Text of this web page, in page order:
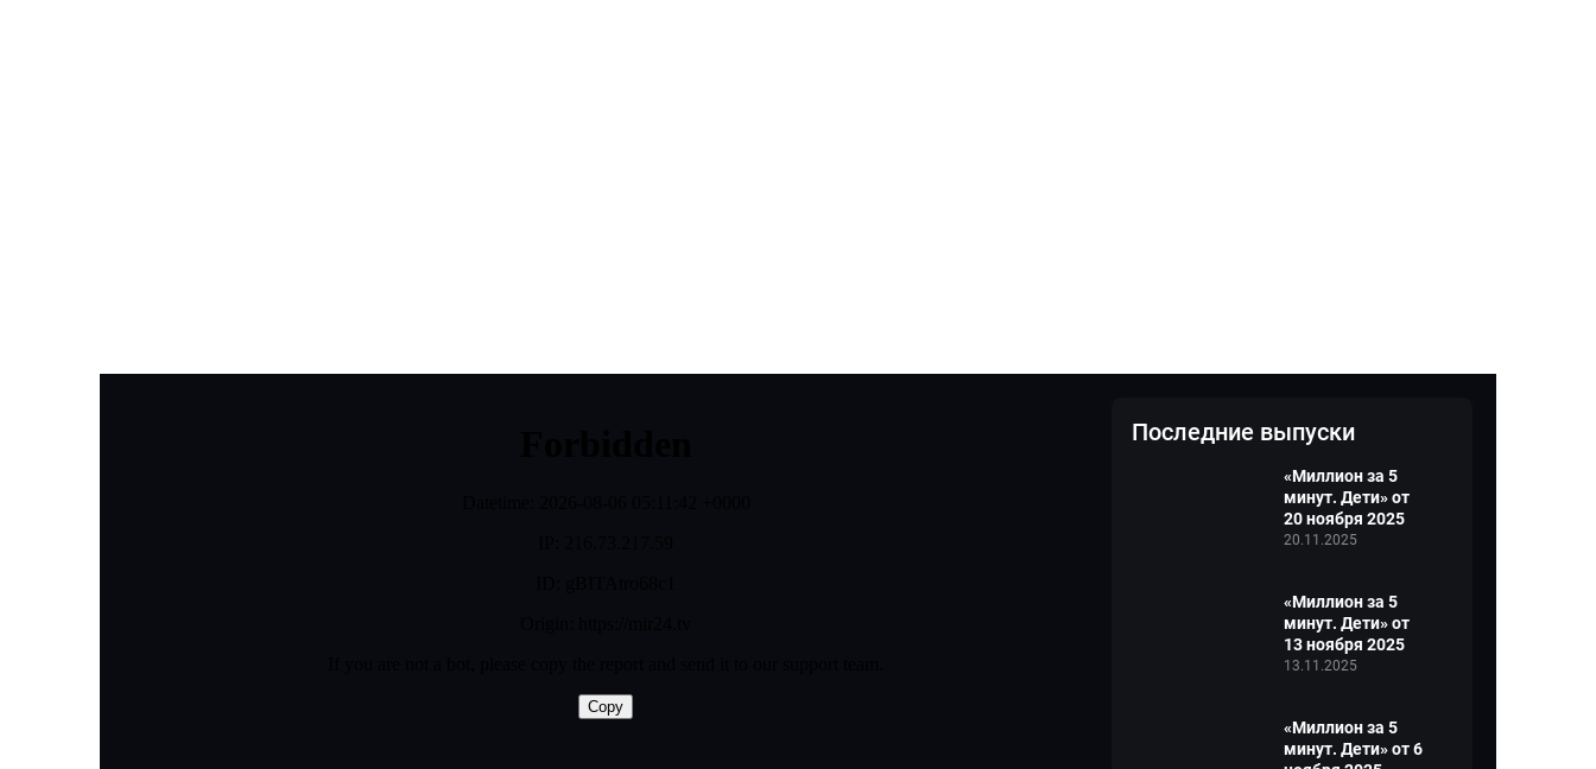
Последние выпуски
«Миллион за 5
минут. Дети» от
20 ноября 2025
20.11.2025
«Миллион за 5
минут. Дети» от
13 ноября 2025
13.11.2025
«Миллион за 5
минут. Дети» от 6